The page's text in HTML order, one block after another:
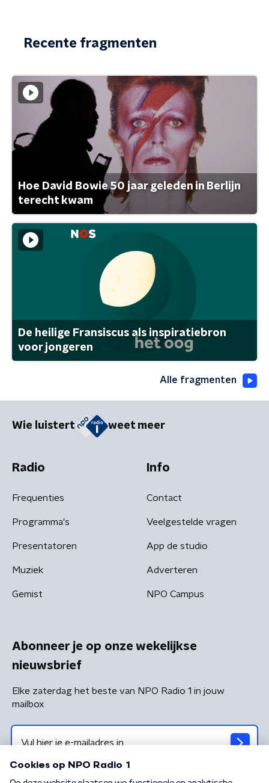
Recente fragmenten
Hoe David Bowie 50 jaar geleden in Berlijn
terecht kwam
De heilige Fransiscus als inspiratiebron
voor jongeren
Alle fragmenten
Wie luistert weet meer
Radio
Frequenties
Programma's
Presentatoren
Muziek
Gemist
Info
Contact
Veelgestelde vragen
App de studio
Adverteren
NPO Campus
Abonneer je op onze wekelijkse
nieuwsbrief
Elke zaterdag het beste van NPO Radio 1 in jouw
mailbox